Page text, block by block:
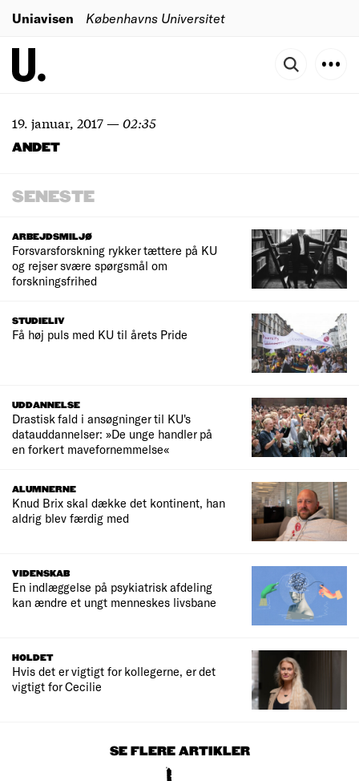
Uniavisen Københavns Universitet
19. januar, 2017—02:35
ANDET
SENESTE
ARBEJDSMILJØ
Forsvarsforskning rykker tættere på KU
og rejser svære spørgsmål om
forskningsfrihed
STUDIELIV
Få høj puls med KU til årets Pride
UDDANNELSE
Drastisk fald i ansøgninger til KU's
datauddannelser: »De unge handler på
en forkert mavefornemmelse«
ALUMNERNE
Knud Brix skal dække det kontinent, han
aldrig blev færdig med
VIDENSKAB
En indlæggelse på psykiatrisk afdeling
kan ændre et ungt menneskes livsbane
HOLDET
Hvis det er vigtigt for kollegerne, er det
vigtigt for Cecilie
SE FLERE ARTIKLER